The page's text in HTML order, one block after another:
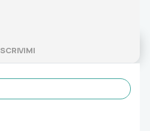
SCRIVIMI